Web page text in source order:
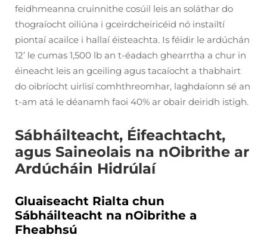
feidhmeanna cruinnithe cosúil leis an soláthar do
thograíocht oiliúna i gceirdcheiricéid nó instailtí
piontaí acailce i hallaí éisteachta. Is féidir le ardúchán
12’ le cumas 1,500 lb an t-éadach ghearrtha a chur in
éineacht leis an gceiling agus tacaíocht a thabhairt
do oibríocht uirlisí comhthreomhar, laghdaíonn sé an
t-am atá le déanamh faoi 40% ar obair deiridh istigh.
Sábháilteacht, Éifeachtacht,
agus Saineolais na nOibrithe ar
Ardúcháin Hidrúlaí
Gluaiseacht Rialta chun
Sábháilteacht na nOibrithe a
Fheabhsú